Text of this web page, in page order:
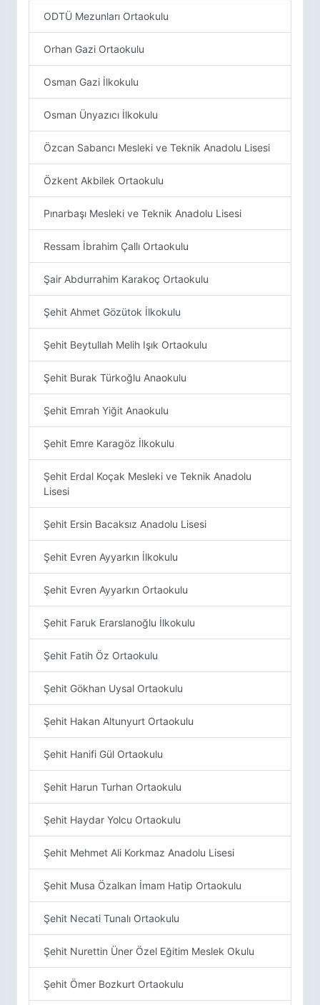
ODTÜ Mezunları Ortaokulu
Orhan Gazi Ortaokulu
Osman Gazi İlkokulu
Osman Ünyazıcı İlkokulu
Özcan Sabancı Mesleki ve Teknik Anadolu Lisesi
Özkent Akbilek Ortaokulu
Pınarbaşı Mesleki ve Teknik Anadolu Lisesi
Ressam İbrahim Çallı Ortaokulu
Şair Abdurrahim Karakoç Ortaokulu
Şehit Ahmet Gözütok İlkokulu
Şehit Beytullah Melih Işık Ortaokulu
Şehit Burak Türkoğlu Anaokulu
Şehit Emrah Yiğit Anaokulu
Şehit Emre Karagöz İlkokulu
Şehit Erdal Koçak Mesleki ve Teknik Anadolu
Lisesi
Şehit Ersin Bacaksız Anadolu Lisesi
Şehit Evren Ayyarkın İlkokulu
Şehit Evren Ayyarkın Ortaokulu
Şehit Faruk Erarslanoğlu İlkokulu
Şehit Fatih Öz Ortaokulu
Şehit Gökhan Uysal Ortaokulu
Şehit Hakan Altunyurt Ortaokulu
Şehit Hanifi Gül Ortaokulu
Şehit Harun Turhan Ortaokulu
Şehit Haydar Yolcu Ortaokulu
Şehit Mehmet Ali Korkmaz Anadolu Lisesi
Şehit Musa Özalkan İmam Hatip Ortaokulu
Şehit Necati Tunalı Ortaokulu
Şehit Nurettin Üner Özel Eğitim Meslek Okulu
Şehit Ömer Bozkurt Ortaokulu